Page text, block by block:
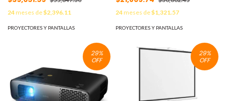
MOD: EH700
24meses de$2,396.11
PROYECTORES Y PANTALLAS
24meses de$1,321.57
PROYECTORES Y PANTALLAS
29%
OFF
29%
OFF